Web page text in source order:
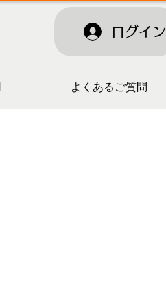
ログイン
よくあるご質問